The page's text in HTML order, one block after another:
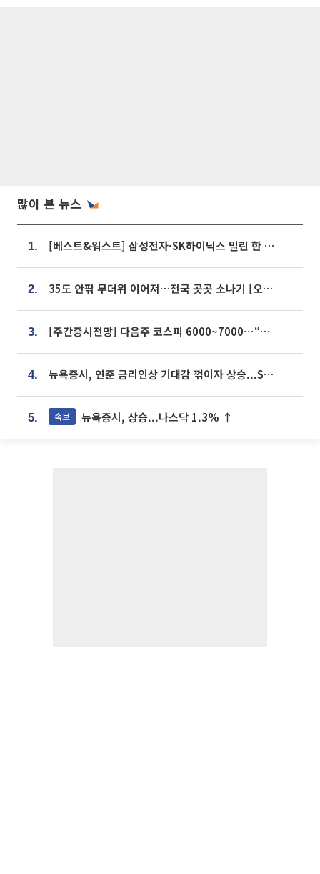
많이 본 뉴스
1. [베스트&워스트] 삼성전자·SK하이닉스 밀린 한 주…상상인증권은 85% 급등
2. 35도 안팎 무더위 이어져…전국 곳곳 소나기 [오늘 날씨]
3. [주간증시전망] 다음주 코스피 6000~7000⋯“外人 수급은 정책이 변수”
4. 뉴욕증시, 연준 금리인상 기대감 꺾이자 상승...S&P500 사상 최고치 [종합]
5. 속보 뉴욕증시, 상승...나스닥 1.3% ↑